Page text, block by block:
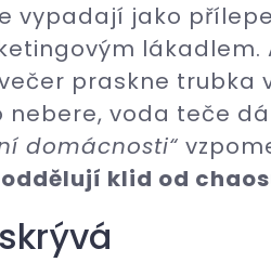
vypadají jako
lákadlem.
praskne trubka
voda teče
domácnosti“
klid od